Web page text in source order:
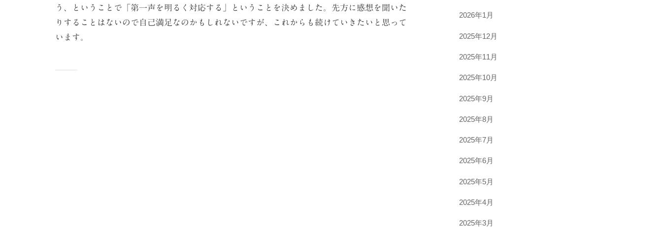
う、ということで「第一声を明るく対応する」ということを決めました。先方に感想を聞いた
りすることはないので自己満足なのかもしれないですが、これからも続けていきたいと思って
います。
2026年1月
2025年12月
2025年11月
2025年10月
2025年9月
2025年8月
2025年7月
2025年6月
2025年5月
2025年4月
2025年3月